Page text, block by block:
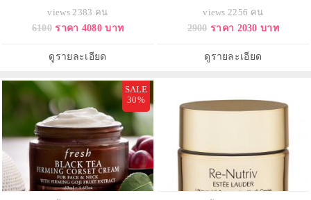
ผสานลงตัวกับคอลลาเจนธรรมชาติ
ช่วยชะลอริ้วรอยแรกเริ่มให้ผิวดู
เหนื่อยล้ายามกลางวัน ให้ผิวหน้าชุ่ม
ชื่น และช่วยลดเลือ
views 2383 คน
6100 ราคา 4080 บาท
ดูรายละเอียด
ได้อย่างล้ำลึก โดยไม่ทิ้งความมัน
หรือความเหนียวเหนอะหนะ ให้ผิว
สุขภาพดี เสริมผิวให้ดียิ่งขึ้นด้วย
views 2256 คน
2900 ราคา 2030 บาท
ดูรายละเอียด
SALE
30%